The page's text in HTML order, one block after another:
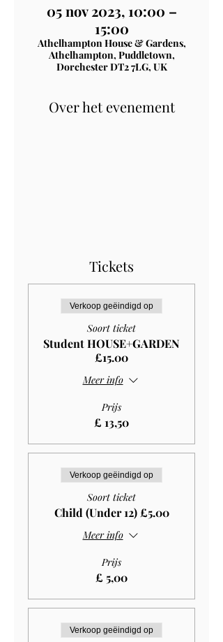
05 nov 2023, 10:00 –
15:00
Athelhampton House & Gardens,
Athelhampton, Puddletown,
Dorchester DT2 7LG, UK
Over het evenement
Tickets
Verkoop geëindigd op
Soort ticket
Student HOUSE+GARDEN
£15.00
Meer info
Prijs
£ 13,50
Verkoop geëindigd op
Soort ticket
Child (Under 12) £5.00
Meer info
Prijs
£ 5,00
Verkoop geëindigd op